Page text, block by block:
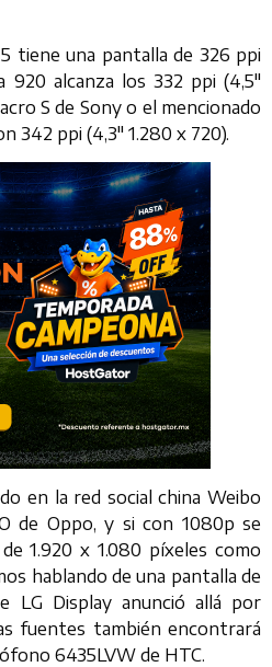
tiene una pantalla de 326 ppi
920 alcanza los 332 ppi (4,5″
S de Sony o el mencionado
342 ppi (4,3″ 1.280 x 720).
en la red social china Weibo
de Oppo, y si con 1080p se
1.920 x 1.080 píxeles como
hablando de una pantalla de
LG Display anunció allá por
fuentes también encontrará
6435LVW de HTC.